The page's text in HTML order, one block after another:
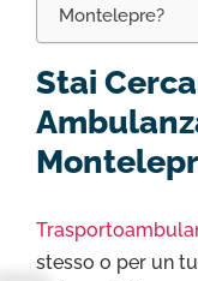
Montelepre?
Stai
stesso o per un